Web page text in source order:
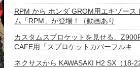
RPM から ホンダ GROM用エキゾース
ム「RPM」が登場！（動画あり
カスタムスプロケットを見せる、
CAFE用「スプロケットカバーフルキ
ネクサスから KAWASAKI H2 SX（18-